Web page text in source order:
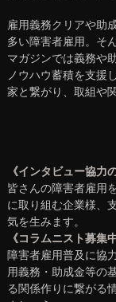
雇用義務クリアや助
多い障害者雇用。そ
マガジンでは義務や
ノウハウ蓄積を支援
家と繋がり、取組や
《インタビュー協力
皆さんの障害者雇用
に取り組む企業様、
気を生みます。
《コラムニスト募集
障害者雇用普及に協
用義務・助成金等の
る関係作りに繋がる